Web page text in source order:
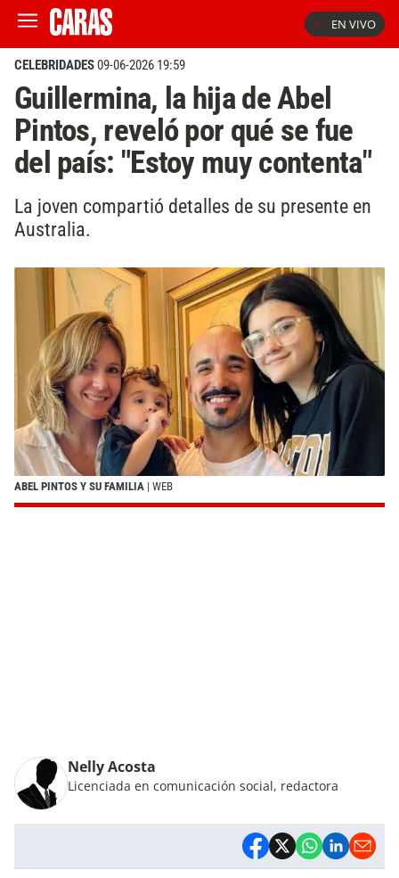
EN VIVO
CELEBRIDADES09-06-2026 19:59
Guillermina, la hija de Abel
Pintos, reveló por qué se fue
del país: "Estoy muy contenta"
La joven compartió detalles de su presente en
Australia.
ABEL PINTOS Y SU FAMILIA | WEB
Nelly Acosta
Licenciada en comunicación social, redactora